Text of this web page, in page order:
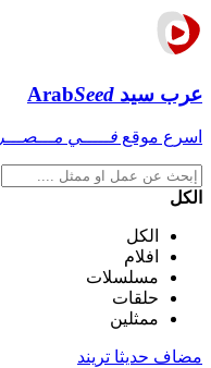
عرب سيد ArabSeed
اسرع موقع فـــــي مـــصـــر
الكل
الكل
افلام
مسلسلات
حلقات
ممثلين
مضاف حديثا تريند